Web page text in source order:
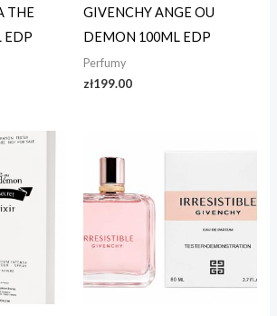
THE
EDP
GIVENCHY ANGE OU
DEMON 100ML EDP
Perfumy
zł199.00